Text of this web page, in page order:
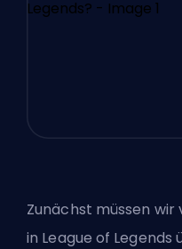
Zunächst müssen wir
in League of Legends